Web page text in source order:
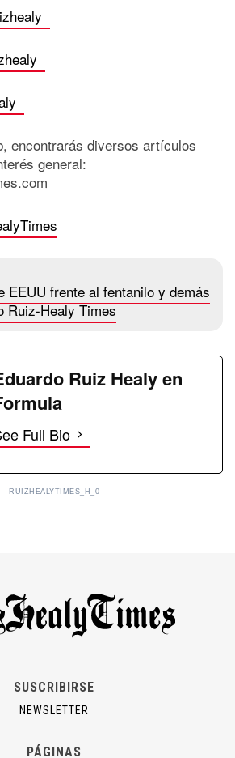
encontrarás diversos artículos
general:
EEUU frente al fentanilo y demás
Ruiz-Healy Times
Ruiz Healy en
Full Bio
RUIZHEALYTIMES_H_0
SUSCRIBIRSE
NEWSLETTER
PÁGINAS